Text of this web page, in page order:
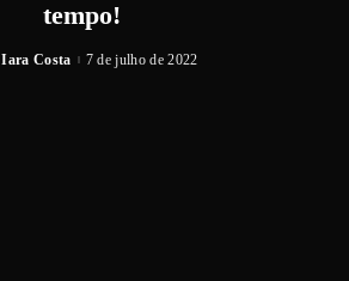
tempo!
Iara Costa 7 de julho de 2022